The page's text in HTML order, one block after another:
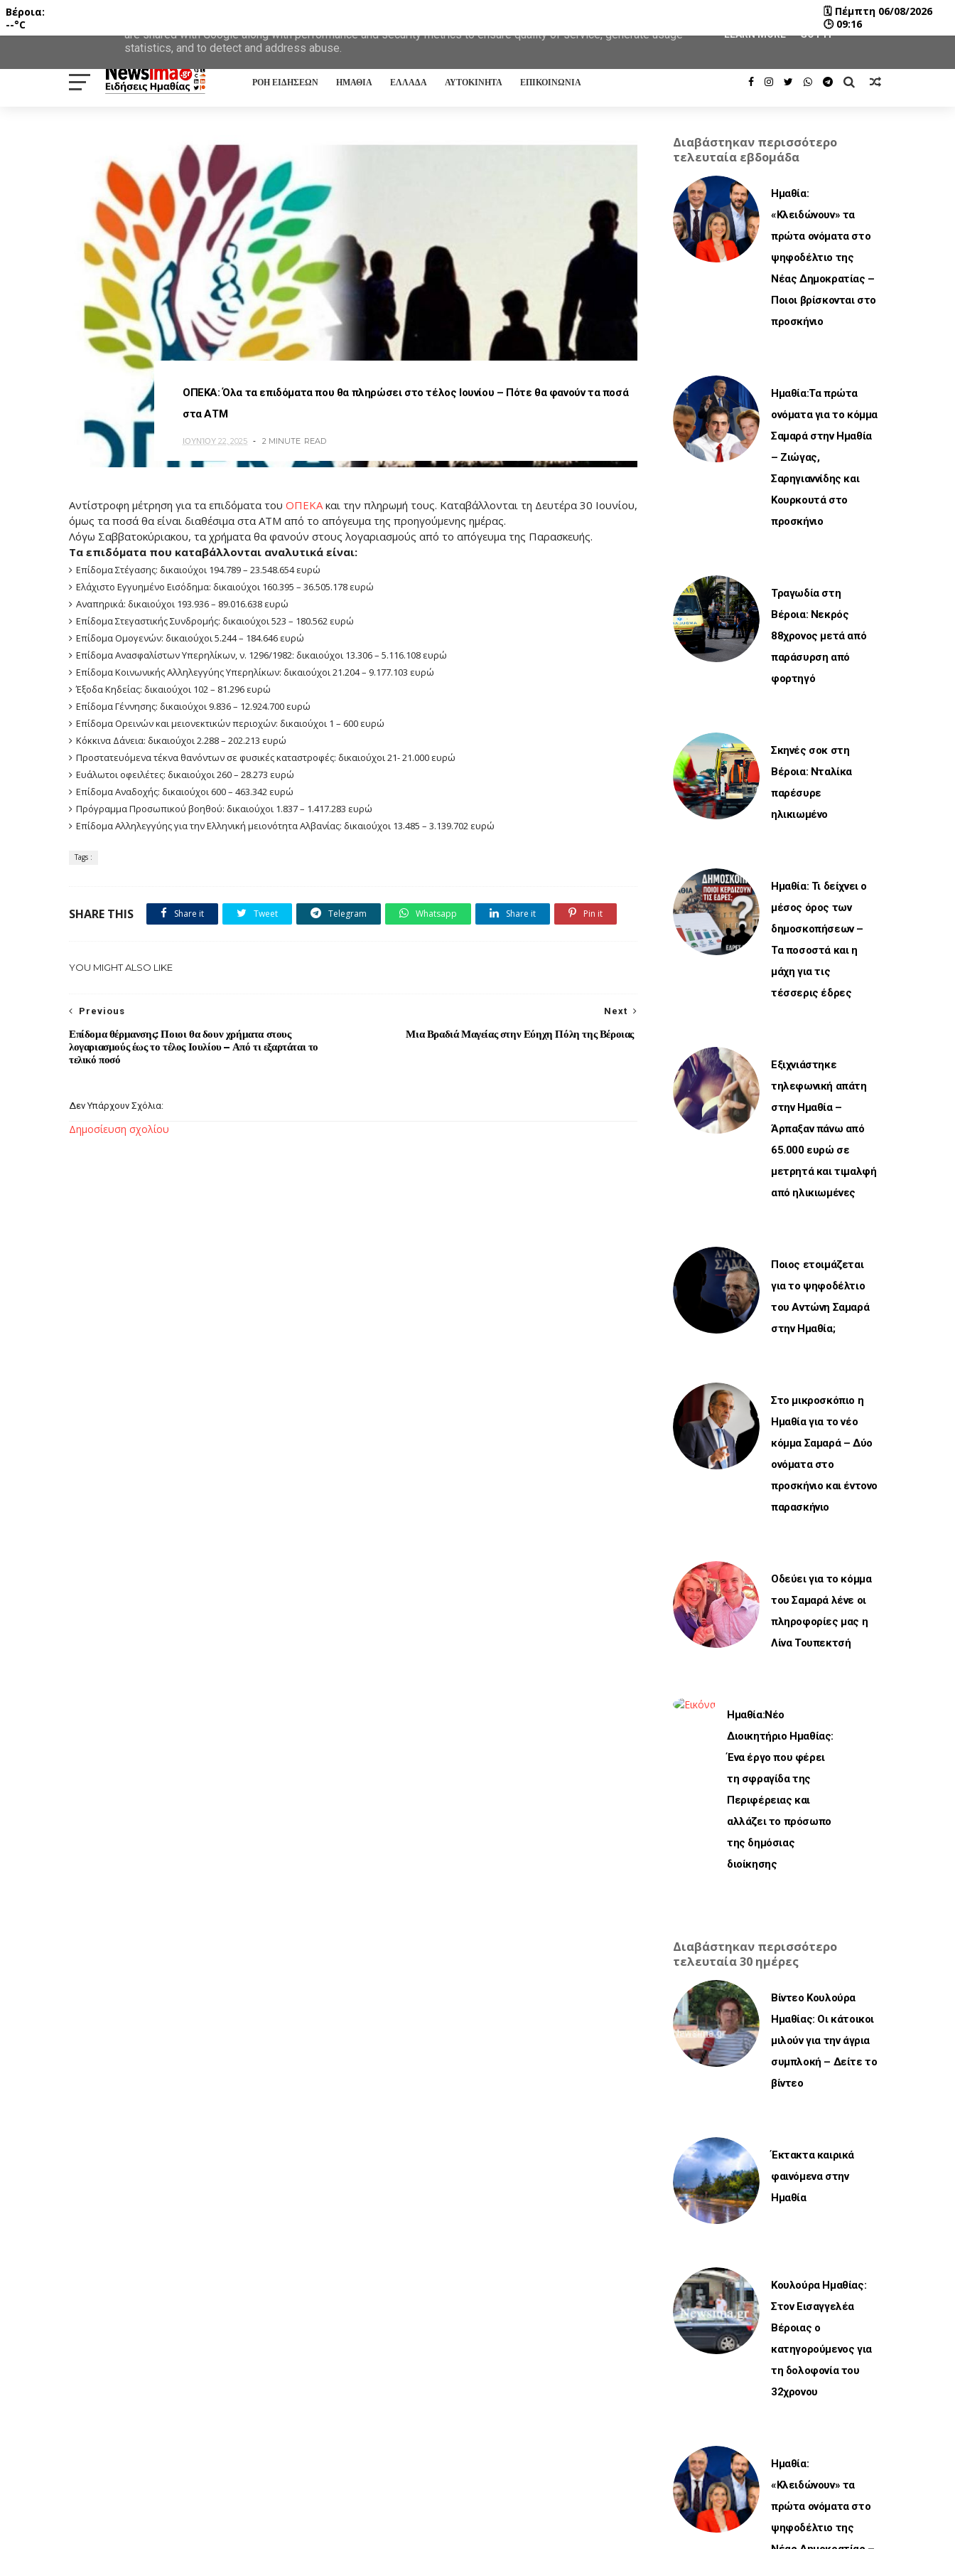
ΡΟΗ ΕΙΔΗΣΕΩΝ ΗΜΑΘΙΑ ΕΛΛΑΔΑ ΑΥΤΟΚΙΝΗΤΑ ΕΠΙΚΟΙΝΩΝΙΑ
ΟΠΕΚΑ: Όλα τα επιδόματα που θα πληρώσει στο τέλος Ιουνίου – Πότε θα φανούν τα ποσά
στα ΑΤΜ
ΙΟΥΝΊΟΥ 22, 2025 2 MINUTE READ
Αντίστροφη μέτρηση για τα επιδόματα του ΟΠΕΚΑκαι την πληρωμή τους. Καταβάλλονται τη Δευτέρα 30 Ιουνίου,
όμως τα ποσά θα είναι διαθέσιμα στα ΑΤΜ από το απόγευμα της προηγούμενης ημέρας.
Λόγω Σαββατοκύριακου, τα χρήματα θα φανούν στους λογαριασμούς από το απόγευμα της Παρασκευής.
Τα επιδόματα που καταβάλλονται αναλυτικά είναι:
Επίδομα Στέγασης: δικαιούχοι 194.789 – 23.548.654 ευρώ
Ελάχιστο Εγγυημένο Εισόδημα: δικαιούχοι 160.395 – 36.505.178 ευρώ
Αναπηρικά: δικαιούχοι 193.936 – 89.016.638 ευρώ
Επίδομα Στεγαστικής Συνδρομής: δικαιούχοι 523 – 180.562 ευρώ
Επίδομα Ομογενών: δικαιούχοι 5.244 – 184.646 ευρώ
Επίδομα Ανασφαλίστων Υπερηλίκων, ν. 1296/1982: δικαιούχοι 13.306 – 5.116.108 ευρώ
Επίδομα Κοινωνικής Αλληλεγγύης Υπερηλίκων: δικαιούχοι 21.204 – 9.177.103 ευρώ
Έξοδα Κηδείας: δικαιούχοι 102 – 81.296 ευρώ
Επίδομα Γέννησης: δικαιούχοι 9.836 – 12.924.700 ευρώ
Επίδομα Ορεινών και μειονεκτικών περιοχών: δικαιούχοι 1 – 600 ευρώ
Κόκκινα Δάνεια: δικαιούχοι 2.288 – 202.213 ευρώ
Προστατευόμενα τέκνα θανόντων σε φυσικές καταστροφές: δικαιούχοι 21- 21.000 ευρώ
Ευάλωτοι οφειλέτες: δικαιούχοι 260 – 28.273 ευρώ
Επίδομα Αναδοχής: δικαιούχοι 600 – 463.342 ευρώ
Πρόγραμμα Προσωπικού βοηθού: δικαιούχοι 1.837 – 1.417.283 ευρώ
Επίδομα Αλληλεγγύης για την Ελληνική μειονότητα Αλβανίας: δικαιούχοι 13.485 – 3.139.702 ευρώ
Tags :
SHARE THIS Share it Tweet Telegram Whatsapp Share it Pin it
YOU MIGHT ALSO LIKE
Next
Μια Βραδιά Μαγείας στην Εύηχη Πόλη της Βέροιας
Previous
Επίδομα θέρμανσης: Ποιοι θα δουν χρήματα στους
λογαριασμούς έως το τέλος Ιουλίου – Από τι εξαρτάται το
τελικό ποσό
Δεν Υπάρχουν Σχόλια:
Δημοσίευση σχολίου
Διαβάστηκαν περισσότερο
τελευταία εβδομάδα
Ημαθία:
«Κλειδώνουν» τα
πρώτα ονόματα στο
ψηφοδέλτιο της
Νέας Δημοκρατίας –
Ποιοι βρίσκονται στο
προσκήνιο
Ημαθία:Τα πρώτα
ονόματα για το κόμμα
Σαμαρά στην Ημαθία
– Ζιώγας,
Σαρηγιαννίδης και
Κουρκουτά στο
προσκήνιο
Τραγωδία στη
Βέροια: Νεκρός
88χρονος μετά από
παράσυρση από
φορτηγό
Σκηνές σοκ στη
Βέροια: Νταλίκα
παρέσυρε
ηλικιωμένο
Ημαθία: Τι δείχνει ο
μέσος όρος των
δημοσκοπήσεων –
Τα ποσοστά και η
μάχη για τις
τέσσερις έδρες
Εξιχνιάστηκε
τηλεφωνική απάτη
στην Ημαθία –
Άρπαξαν πάνω από
65.000 ευρώ σε
μετρητά και τιμαλφή
από ηλικιωμένες
Ποιος ετοιμάζεται
για το ψηφοδέλτιο
του Αντώνη Σαμαρά
στην Ημαθία;
Στο μικροσκόπιο η
Ημαθία για το νέο
κόμμα Σαμαρά – Δύο
ονόματα στο
προσκήνιο και έντονο
παρασκήνιο
Οδεύει για το κόμμα
του Σαμαρά λένε οι
πληροφορίες μας η
Λίνα Τουπεκτσή
Ημαθία:Νέο
Διοικητήριο Ημαθίας:
Ένα έργο που φέρει
τη σφραγίδα της
Περιφέρειας και
αλλάζει το πρόσωπο
της δημόσιας
διοίκησης
Διαβάστηκαν περισσότερο
τελευταία 30 ημέρες
Βίντεο Κουλούρα
Ημαθίας: Οι κάτοικοι
μιλούν για την άγρια
συμπλοκή – Δείτε το
βίντεο
Έκτακτα καιρικά
φαινόμενα στην
Ημαθία
Κουλούρα Ημαθίας:
Στον Εισαγγελέα
Βέροιας ο
κατηγορούμενος για
τη δολοφονία του
32χρονου
Ημαθία:
«Κλειδώνουν» τα
πρώτα ονόματα στο
ψηφοδέλτιο της
Βέροια:
--°C
🗓 Πέμπτη 06/08/2026
🕒 09:16
are shared with Google along with performance and security metrics to ensure quality of service, generate usage
statistics, and to detect and address abuse.
LEARN MORE GOT IT